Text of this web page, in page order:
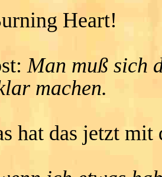
Heart!
Man muß sich
machen.
hat das jetzt